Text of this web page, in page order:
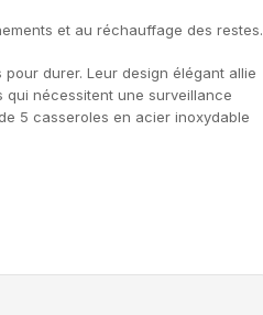
et au réchauffage des restes.
durer. Leur design élégant allie
nécessitent une surveillance
5 casseroles en acier inoxydable